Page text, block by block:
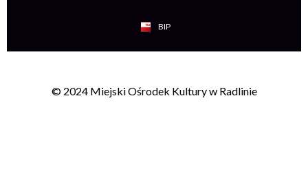
BIP
© 2024 Miejski Ośrodek Kultury w Radlinie